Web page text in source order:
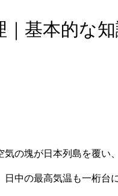
基本的な
の塊が日本列島を覆い
中の最高気温も一桁台